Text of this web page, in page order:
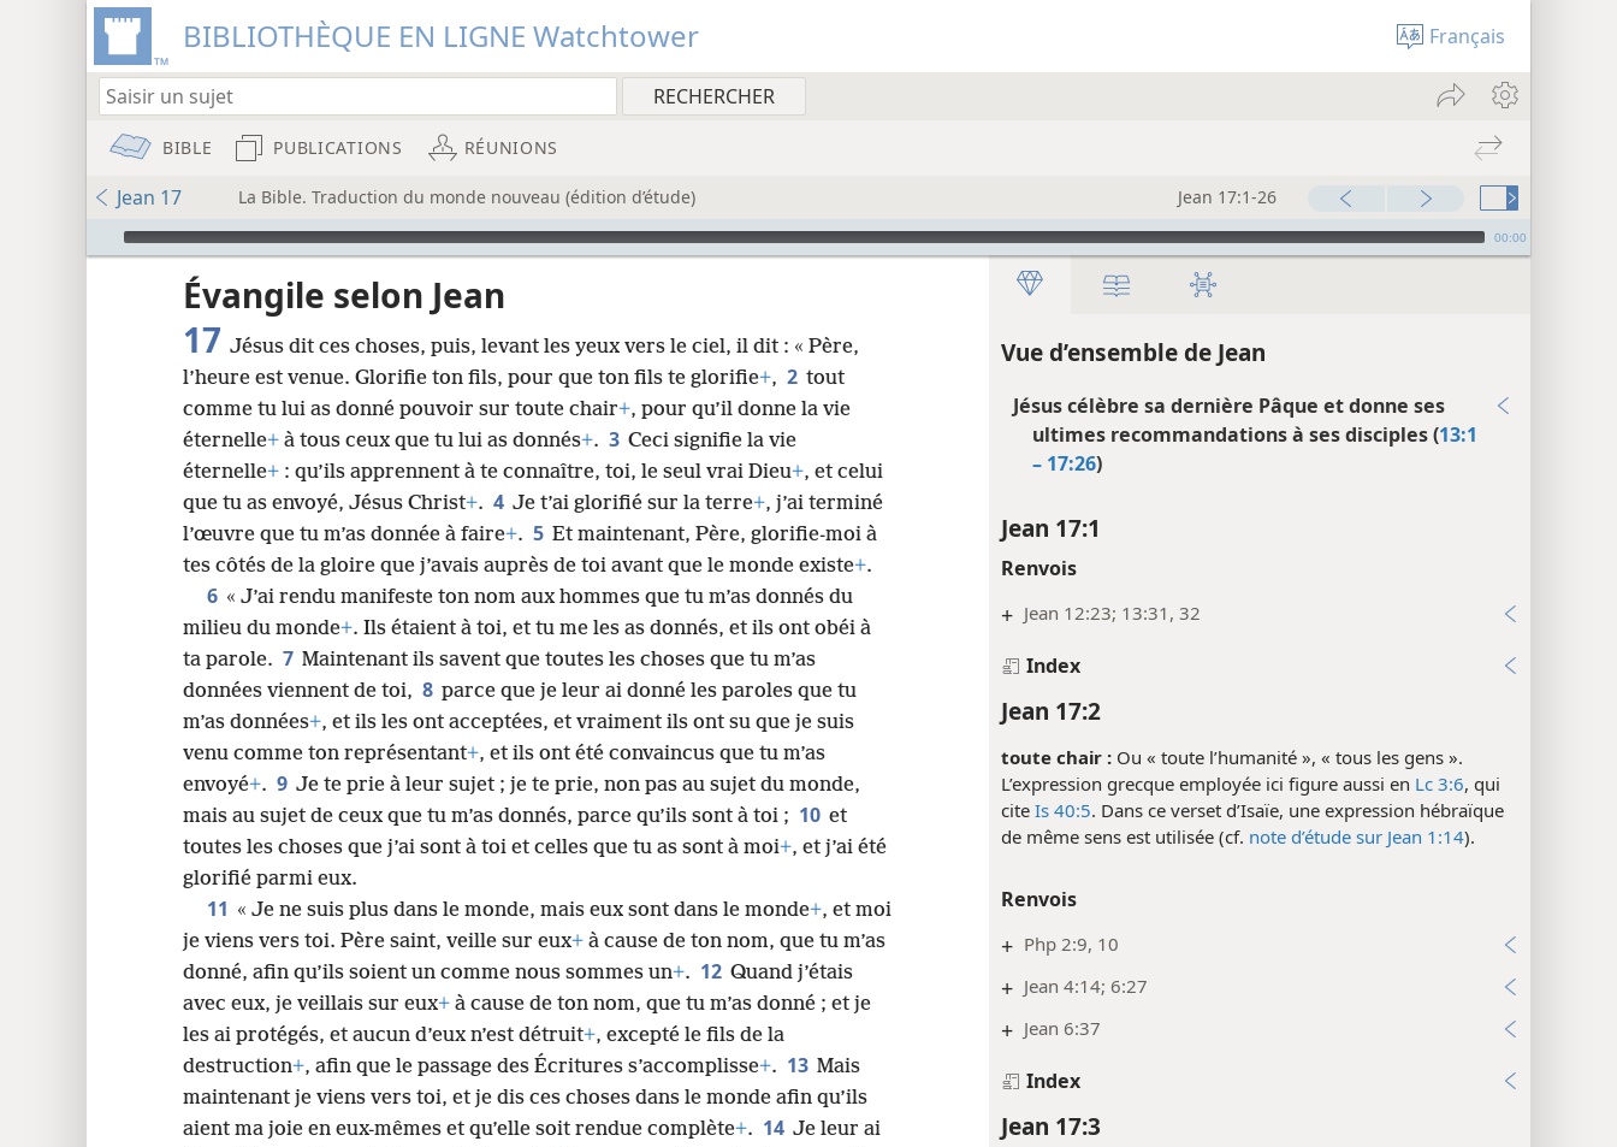
BIBLIOTHÈQUE EN LIGNE Watchtower Français
BIBLE PUBLICATIONS RÉUNIONS
Jean 17 La Bible. Traduction du monde nouveau (édition d’étude) Jean 17:1-26
Audio Player 00:00
Vue d’ensemble de Jean
Jésus célèbre sa dernière Pâque et donne ses
ultimes recommandations à ses disciples (13:1
– 17:26)
Jean 17:1
Renvois
+ Jean 12:23; 13:31, 32
Index
Jean 17:2
toute chair : Ou « toute l’humanité », « tous les gens ».
L’expression grecque employée ici figure aussi en Lc 3:6, qui
cite Is 40:5. Dans ce verset d’Isaïe, une expression hébraïque
de même sens est utilisée (cf. note d’étude sur Jean 1:14).
Renvois
+ Php 2:9, 10
+ Jean 4:14; 6:27
+ Jean 6:37
Index
Jean 17:3
Évangile selon Jean
17 Jésus dit ces choses, puis, levant les yeux vers le ciel, il dit : « Père,
l’heure est venue. Glorifie ton fils, pour que ton fils te glorifie+, 2 tout
comme tu lui as donné pouvoir sur toute chair+, pour qu’il donne la vie
éternelle+ à tous ceux que tu lui as donnés+. 3 Ceci signifie la vie
éternelle+ : qu’ils apprennent à te connaître, toi, le seul vrai Dieu+, et celui
que tu as envoyé, Jésus Christ+. 4 Je t’ai glorifié sur la terre+, j’ai terminé
l’œuvre que tu m’as donnée à faire+. 5 Et maintenant, Père, glorifie-moi à
tes côtés de la gloire que j’avais auprès de toi avant que le monde existe+.
6 « J’ai rendu manifeste ton nom aux hommes que tu m’as donnés du
milieu du monde+. Ils étaient à toi, et tu me les as donnés, et ils ont obéi à
ta parole. 7 Maintenant ils savent que toutes les choses que tu m’as
données viennent de toi, 8 parce que je leur ai donné les paroles que tu
m’as données+, et ils les ont acceptées, et vraiment ils ont su que je suis
venu comme ton représentant+, et ils ont été convaincus que tu m’as
envoyé+. 9 Je te prie à leur sujet ; je te prie, non pas au sujet du monde,
mais au sujet de ceux que tu m’as donnés, parce qu’ils sont à toi ; 10 et
toutes les choses que j’ai sont à toi et celles que tu as sont à moi+, et j’ai été
glorifié parmi eux.
11 « Je ne suis plus dans le monde, mais eux sont dans le monde+, et moi
je viens vers toi. Père saint, veille sur eux+ à cause de ton nom, que tu m’as
donné, afin qu’ils soient un comme nous sommes un+. 12 Quand j’étais
avec eux, je veillais sur eux+ à cause de ton nom, que tu m’as donné ; et je
les ai protégés, et aucun d’eux n’est détruit+, excepté le fils de la
destruction+, afin que le passage des Écritures s’accomplisse+. 13 Mais
maintenant je viens vers toi, et je dis ces choses dans le monde afin qu’ils
aient ma joie en eux-mêmes et qu’elle soit rendue complète+. 14 Je leur ai